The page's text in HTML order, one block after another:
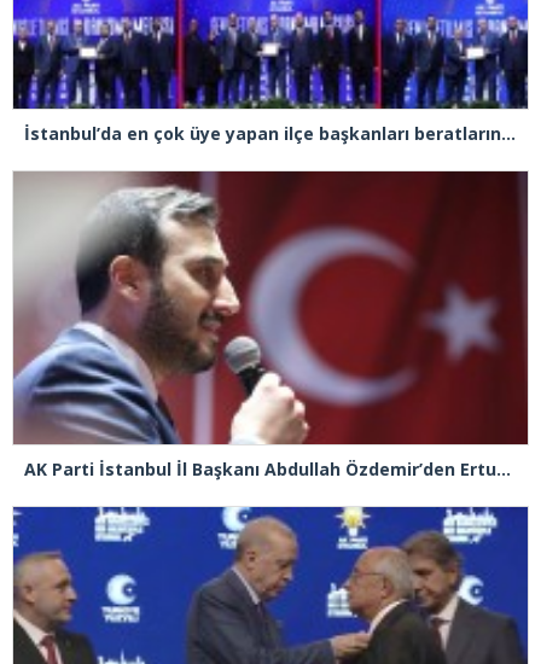
İstanbul’da en çok üye yapan ilçe başkanları beratlarını Cumhurbaşkanı Erdoğan’ın elinden aldı
AK Parti İstanbul İl Başkanı Abdullah Özdemir’den Ertuğrul Özkök’e “Franco” tepkisi